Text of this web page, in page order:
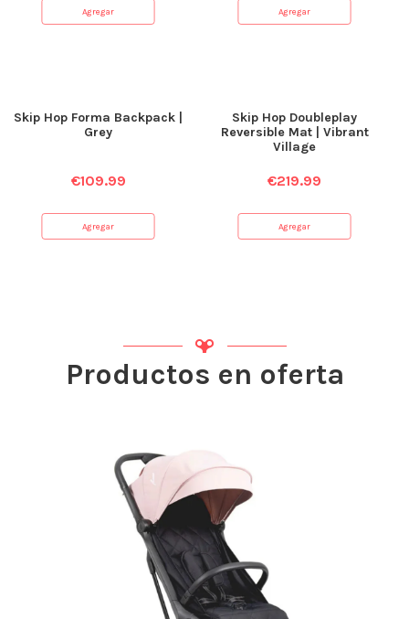
Agregar Agregar
Skip Hop Forma Backpack |
Grey
€109.99
Agregar
Skip Hop Doubleplay
Reversible Mat | Vibrant
Village
€219.99
Agregar
Productos en oferta